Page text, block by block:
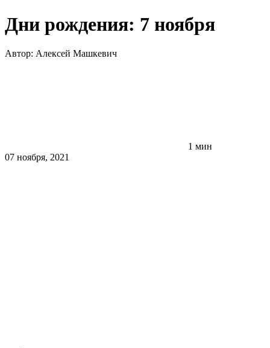
Дни рождения: 7 ноября
Автор: Алексей Машкевич
1 мин
07 ноября, 2021